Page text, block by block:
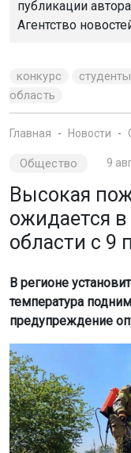
публикации автора
Агентство
конкурс студенты
область
Главная Новости
Общество 9
Высокая
ожидается
области с 9
В регионе
температура
предупреждение